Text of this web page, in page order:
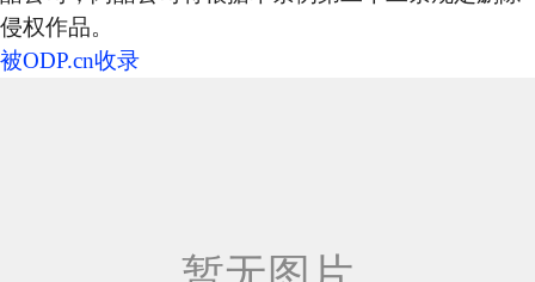
侵权作品。
被ODP.cn收录